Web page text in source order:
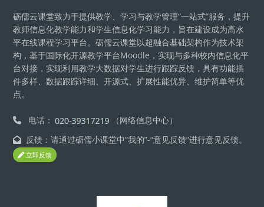
砺儒云课堂致力于提供教学、学习与教学管理“一站式”服务，提升
教师信息化教学能力和学生信息化学习能力，旨在建设成为高水
平在线课程学习平台。砺儒云课堂以超融合基础架构作为技术架
构，基于国际化开源教学平台Moodle，实现与多种校内信息化平
台对接，实现利用教学大数据对学生进行跟踪反馈，具有功能插
件多样、数据跟踪详细、开源式、扩展性能优异、维护简单等优
点。
电话：
（网络信息中心）
反馈：请通过砺儒小课堂中“我的”-“意见反馈”进行意见反馈。
立即反馈